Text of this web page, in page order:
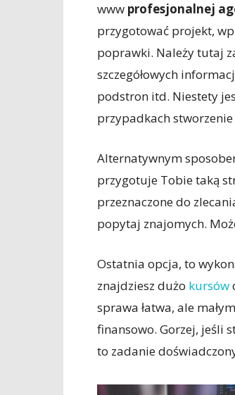
www profesjonalnej
przygotować projekt,
poprawki. Należy tutaj
szczegółowych
podstron itd. Niestety
przypadkach
Alternatywnym
przygotuje Tobie taką
przeznaczone do
popytaj znajomych.
Ostatnia opcja, to
znajdziesz dużo kursów
sprawa łatwa, ale
finansowo. Gorzej, jeśli
to zadanie